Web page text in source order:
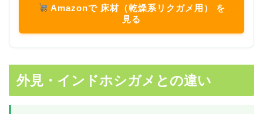
Amazonで 床材（乾燥系リクガメ用） を
見る
外見・インドホシガメとの違い